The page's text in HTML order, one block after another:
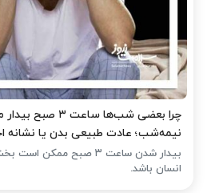
چرا بعضی شب‌ها
نیمه‌شب؛ عادت طبیعی بدن یا نشانه
بیدار شدن ساعت ۳ صبح
انسان باشد.